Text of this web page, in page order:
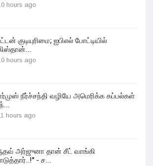
hours ago
குடியுரிமை; ஐபிஎல் போட்டியில்
hours ago
நீர்ச்சந்தி வழியே அமெரிக்க கப்பல்கள்
hours ago
அர்ஜுனா தான் சீட் வாங்கி
- ச...